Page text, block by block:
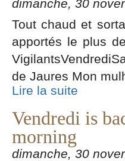
dimanche, 30
Tout chaud et
apportés le plus
de Jaures Mon
Lire la suite
Vendredi is
morning
dimanche, 30